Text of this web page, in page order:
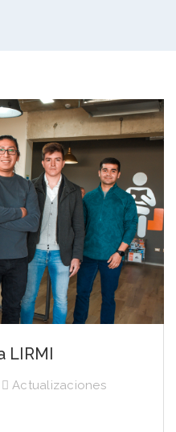
LIRMI
Actualizaciones